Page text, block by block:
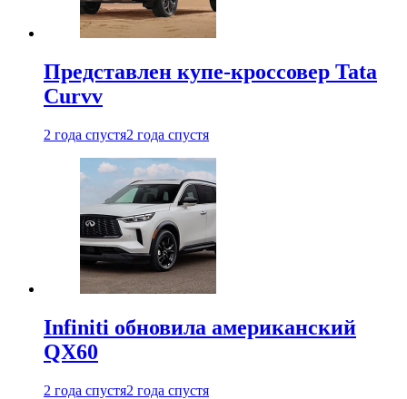
Представлен купе-кроссовер Tata
Curvv
2 года спустя2 года спустя
Infiniti обновила американский
QX60
2 года спустя2 года спустя